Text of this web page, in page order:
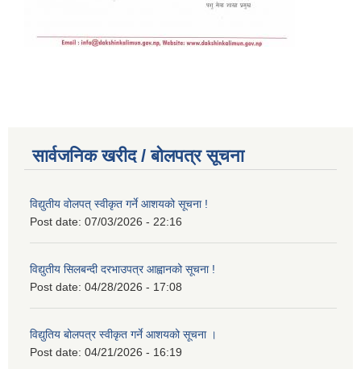
सार्वजनिक खरीद / बोलपत्र सूचना
विद्युतीय वोलपत् स्वीकृत गर्ने आशयको सूचना !
Post date: 07/03/2026 - 22:16
विद्युतीय सिलबन्दी दरभाउपत्र आह्वानको सूचना !
Post date: 04/28/2026 - 17:08
विद्युतिय बोलपत्र स्वीकृत गर्ने आशयको सूचना ।
Post date: 04/21/2026 - 16:19